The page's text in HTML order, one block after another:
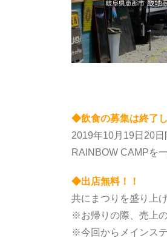
◆飲食の募集は終了
2019年10月19日20
RAINBOW CAMPを
◆出店無料！！
共にまつりを盛り上
※お帰りの際、 売上
※今回からメインス